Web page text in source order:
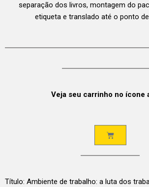
separação dos livros, montagem do
etiqueta e translado até o ponto
Veja seu carrinho no ícone
Título: Ambiente de trabalho: a luta dos